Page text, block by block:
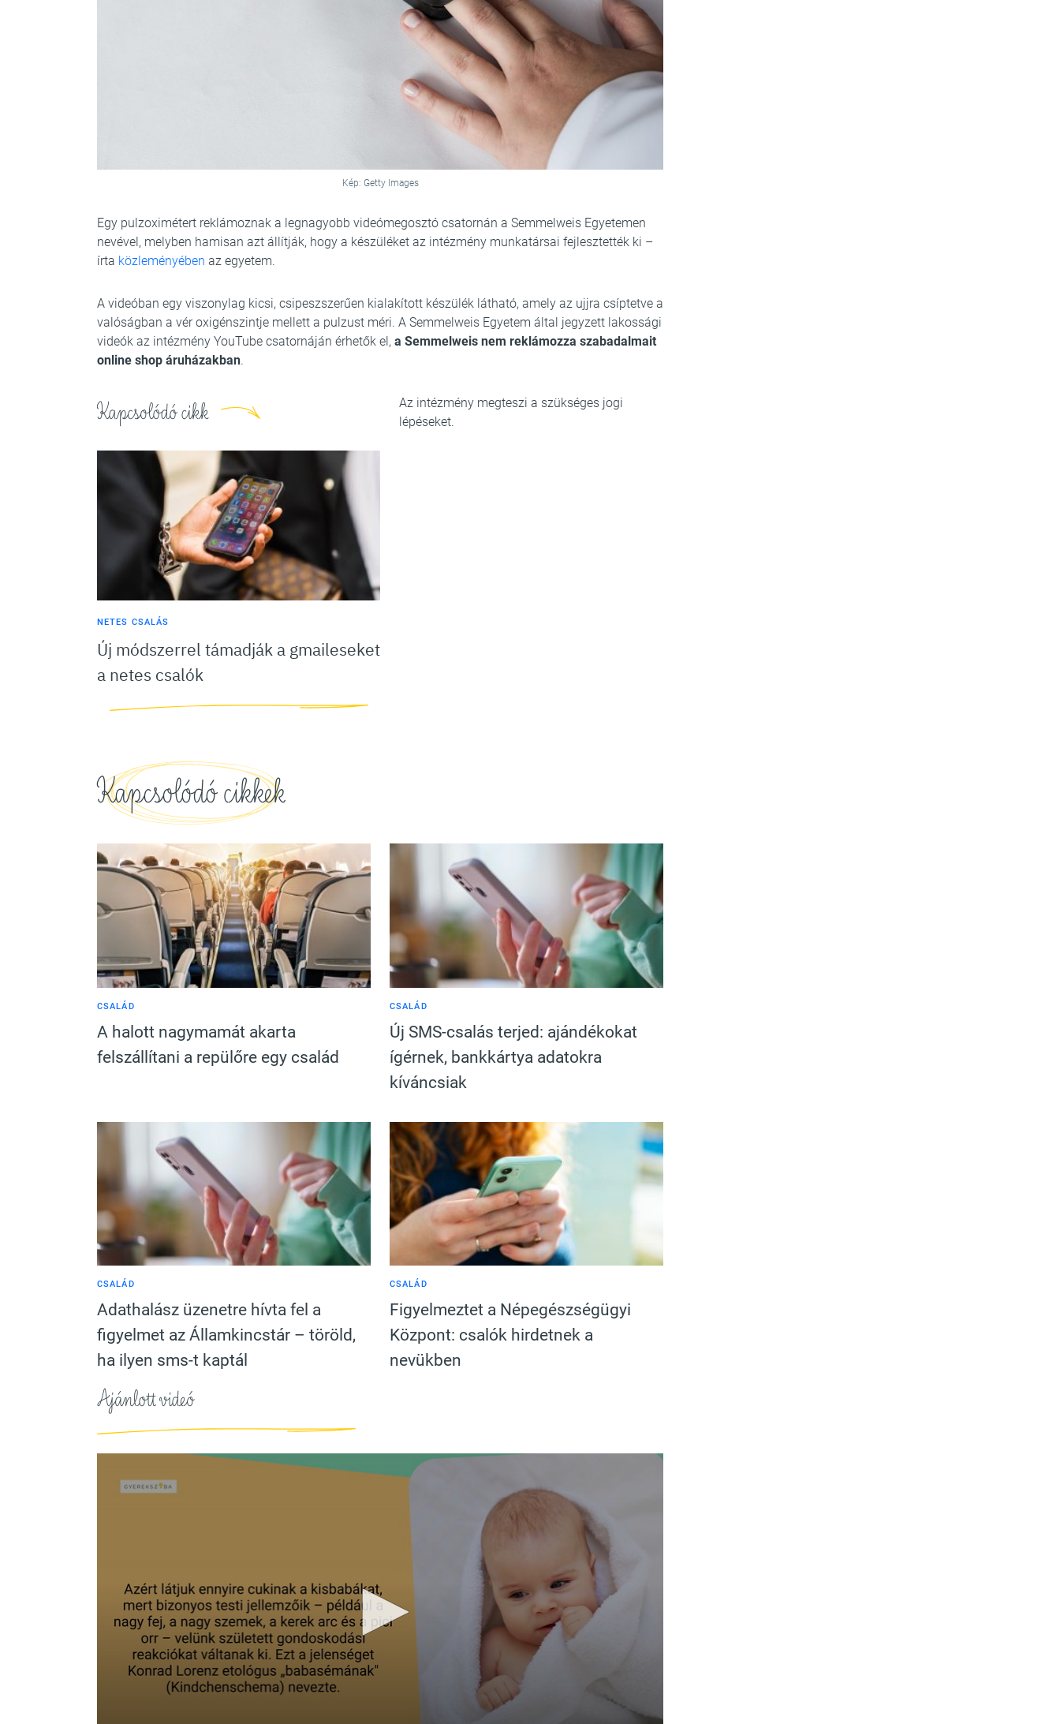
Kép: Getty Images
Egy pulzoximétert reklámoznak a legnagyobb videómegosztó csatornán a Semmelweis Egyetemen
nevével, melyben hamisan azt állítják, hogy a készüléket az intézmény munkatársai fejlesztették ki –
írta közleményében az egyetem.
A videóban egy viszonylag kicsi, csipeszszerűen kialakított készülék látható, amely az ujjra csíptetve a
valóságban a vér oxigénszintje mellett a pulzust méri. A Semmelweis Egyetem által jegyzett lakossági
videók az intézmény YouTube csatornáján érhetők el, a Semmelweis nem reklámozza szabadalmait
online shop áruházakban.
Kapcsolódó cikk
NETES CSALÁS
Új módszerrel támadják a gmaileseket
a netes csalók
Az intézmény megteszi a szükséges jogi
lépéseket.
Kapcsolódó cikkek
CSALÁD
A halott nagymamát akarta
felszállítani a repülőre egy család
CSALÁD
Új SMS-csalás terjed: ajándékokat
ígérnek, bankkártya adatokra
kíváncsiak
CSALÁD
Adathalász üzenetre hívta fel a
figyelmet az Államkincstár – töröld,
ha ilyen sms-t kaptál
CSALÁD
Figyelmeztet a Népegészségügyi
Központ: csalók hirdetnek a
nevükben
Ajánlott videó